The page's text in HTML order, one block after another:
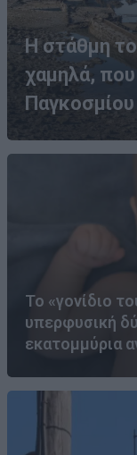
Η στάθμη
χαμηλά,
Το «γονίδιο
υπερφυσική
εκατομμύρια